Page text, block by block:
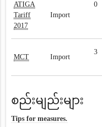
ATIGA
Tariff
2017
Import
0
MCT Import
3
စည်းမျည်းများ
Tips for measures.